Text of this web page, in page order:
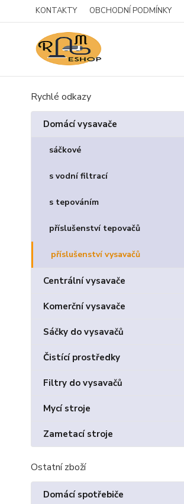
KONTAKTY OBCHODNÍ PODMÍNKY
Rychlé odkazy
Domácí vysavače
sáčkové
s vodní filtrací
s tepováním
příslušenství tepovačů
příslušenství vysavačů
Centrální vysavače
Komerční vysavače
Sáčky do vysavačů
Čistící prostředky
Filtry do vysavačů
Mycí stroje
Zametací stroje
Ostatní zboží
Domácí spotřebiče